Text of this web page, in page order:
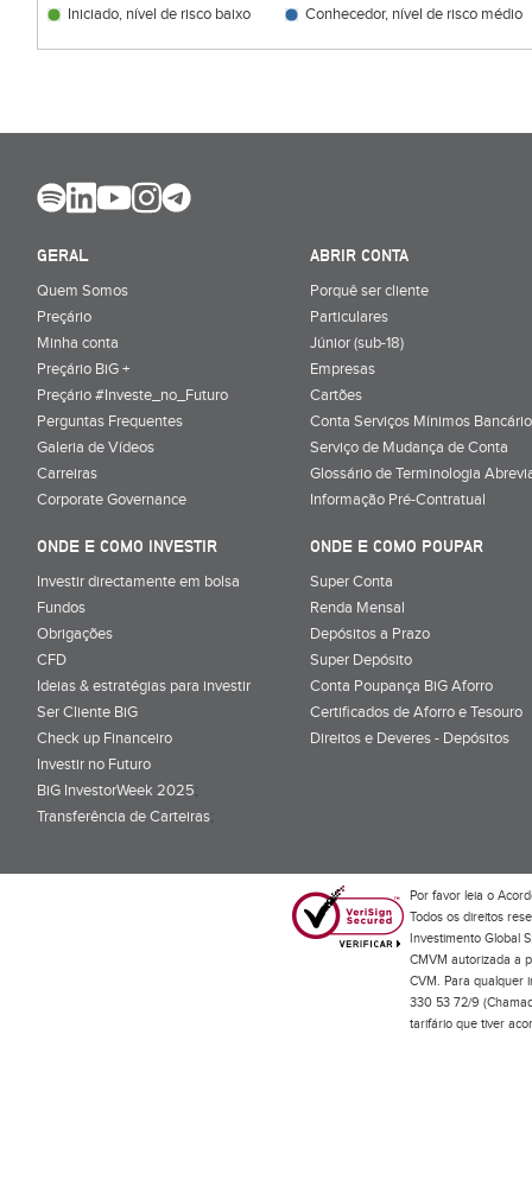
Iniciado, nível de risco baixo Conhecedor, nível de risco médio
GERAL
Quem Somos
Preçário
Minha conta
Preçário BiG +
Preçário #Investe_no_Futuro
Perguntas Frequentes
Galeria de Vídeos
Carreiras
Corporate Governance
ABRIR CONTA
Porquê ser cliente
Particulares
Júnior (sub-18)
Empresas
Cartões
Conta Serviços Mínimos
Serviço de Mudança de Conta
Glossário de Terminologia
Informação Pré-Contratual
ONDE E COMO INVESTIR
Investir directamente em bolsa
Fundos
Obrigações
CFD
Ideias & estratégias para investir
Ser Cliente BiG
Check up Financeiro
Investir no Futuro
BiG InvestorWeek 2025;
Transferência de Carteiras;
ONDE E COMO POUPAR
Super Conta
Renda Mensal
Depósitos a Prazo
Super Depósito
Conta Poupança BiG Aforro
Certificados de Aforro e Tesouro
Direitos e Deveres - Depósitos
Por favor leia o
Todos os direitos
Investimento Global
CMVM autorizada a
CVM. Para qualquer
330 53 72/9
tarifário que tiver